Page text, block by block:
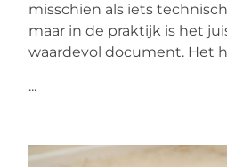
misschien als iets
maar in de praktijk is het
waardevol document. Het
...